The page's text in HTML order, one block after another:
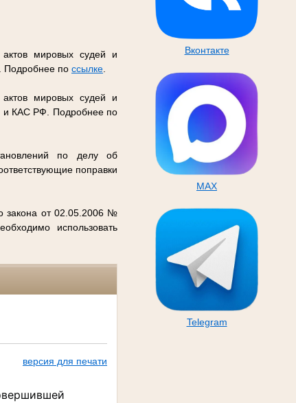
Вконтакте
MAX
Telegram
мировых судей и
Подробнее по ссылке.
мировых судей и
и КАС РФ. Подробнее по
по делу об
поправки
закона от 02.05.2006 №
использовать
версия для печати